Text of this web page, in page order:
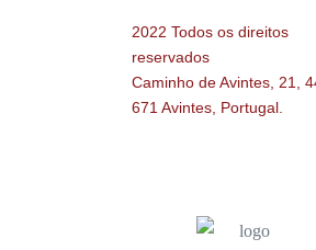
2022 Todos os direitos
reservados
Caminho de Avintes, 21,
671 Avintes, Portugal.